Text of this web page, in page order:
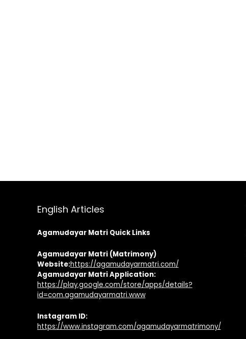
English Articles
Agamudayar Matri Quick Links
Agamudayar Matri (Matrimony)
Website:https://agamudayarmatri.com/
Agamudayar Matri Application:
https://play.google.com/store/apps/details?
id=com.agamudayarmatri.www
Instagram ID:
https://www.instagram.com/agamudayarmatrimony/